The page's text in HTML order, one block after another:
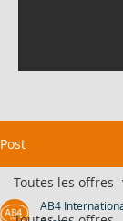
Post
Toutes les offres
AB4